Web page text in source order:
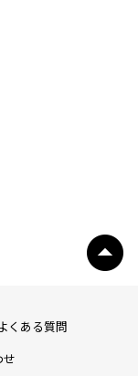
くある質問
せ